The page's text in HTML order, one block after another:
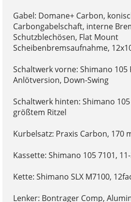
Gabel: Domane+ Carbon,
Carbongabelschaft, interne
Schutzblechösen, Flat Mount
Scheibenbremsaufnahme,
Schaltwerk vorne: Shimano 105
Anlötversion, Down-Swing
Schaltwerk hinten: Shimano 105
größtem Ritzel
Kurbelsatz: Praxis Carbon, 170
Kassette: Shimano 105 7101,
Kette: Shimano SLX M7100,
Lenker: Bontrager Comp,